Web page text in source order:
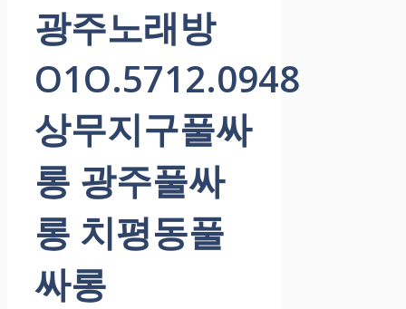
광주노래방
O1O.5712.0948
상무지구풀싸
롱 광주풀싸
롱 치평동풀
싸롱